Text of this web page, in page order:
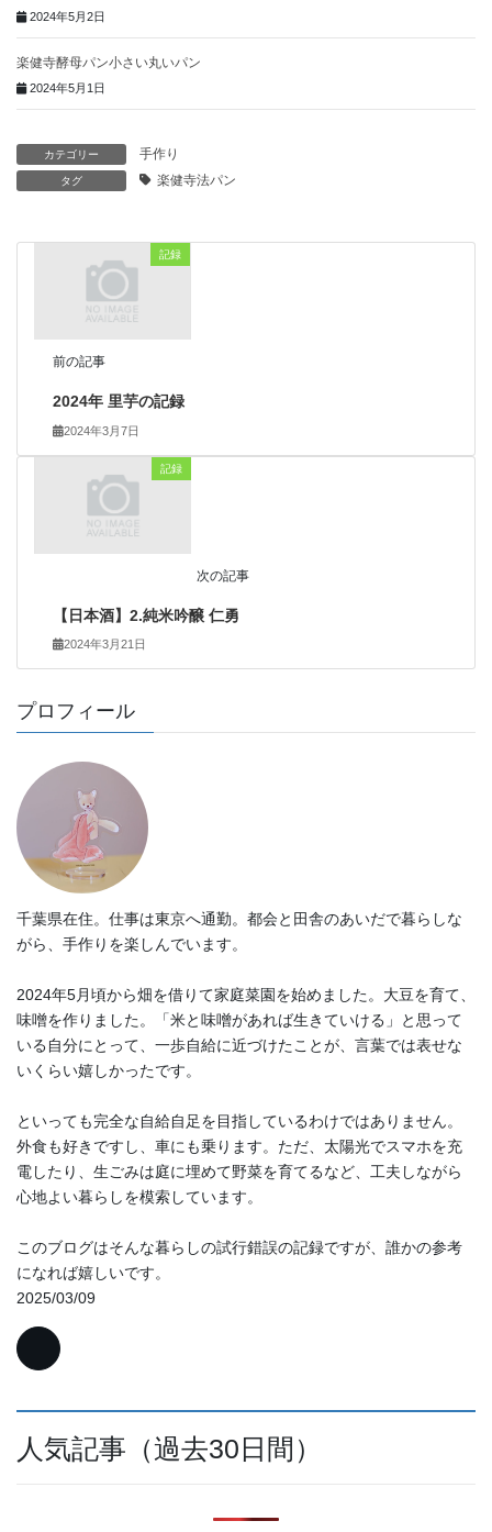
2024年5月2日
楽健寺酵母パン小さい丸いパン
2024年5月1日
カテゴリー 手作り
タグ 楽健寺法パン
記録
前の記事
2024年 里芋の記録
2024年3月7日
記録
次の記事
【日本酒】2.純米吟醸 仁勇
2024年3月21日
プロフィール
千葉県在住。仕事は東京へ通勤。都会と田舎のあいだで暮らしな
がら、手作りを楽しんでいます。
2024年5月頃から畑を借りて家庭菜園を始めました。大豆を育て、
味噌を作りました。「米と味噌があれば生きていける」と思って
いる自分にとって、一歩自給に近づけたことが、言葉では表せな
いくらい嬉しかったです。
といっても完全な自給自足を目指しているわけではありません。
外食も好きですし、車にも乗ります。ただ、太陽光でスマホを充
電したり、生ごみは庭に埋めて野菜を育てるなど、工夫しながら
心地よい暮らしを模索しています。
このブログはそんな暮らしの試行錯誤の記録ですが、誰かの参考
になれば嬉しいです。
2025/03/09
人気記事（過去30日間）